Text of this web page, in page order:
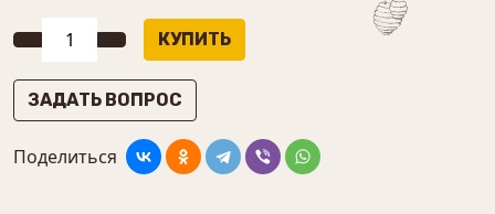
ЗАДАТЬ ВОПРОС
Поделиться